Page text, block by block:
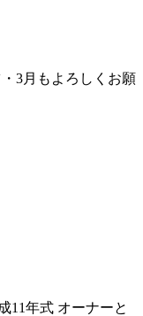
3月もよろしくお願
11年式 オーナーと